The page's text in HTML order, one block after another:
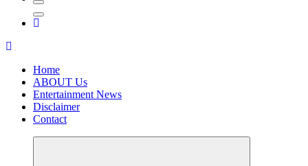
Home
ABOUT Us
Entertainment News
Disclaimer
Contact